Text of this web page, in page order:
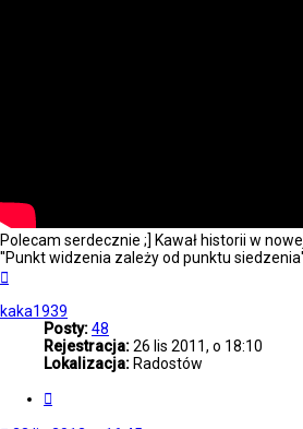
Polecam serdecznie ;] Kawał historii w
''Punkt widzenia zależy od punktu
kaka1939
Posty:48
Rejestracja:26 lis 2011, o 18:10
Lokalizacja: Radostów